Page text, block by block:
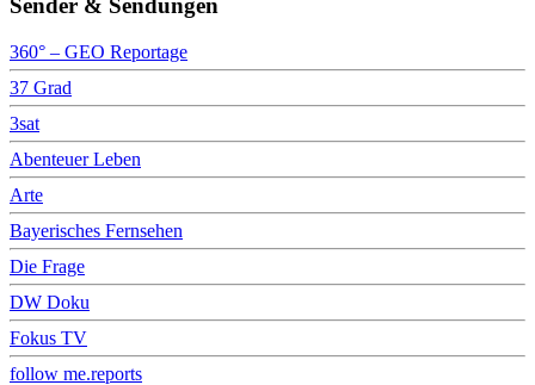
Sender & Sendungen
360° – GEO Reportage
37 Grad
3sat
Abenteuer Leben
Arte
Bayerisches Fernsehen
Die Frage
DW Doku
Fokus TV
follow me.reports